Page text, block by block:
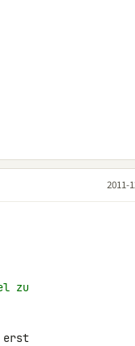
2011-
zu
erst